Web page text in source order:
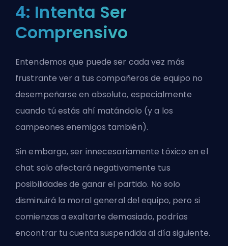
4: Intenta Ser
Comprensivo
Entendemos que puede ser cada vez más
frustrante ver a tus compañeros de equipo no
desempeñarse en absoluto, especialmente
cuando tú estás ahí matándolo (y a los
campeones enemigos también).
Sin embargo, ser innecesariamente tóxico en el
chat solo afectará negativamente tus
posibilidades de ganar el partido. No solo
disminuirá la moral general del equipo, pero si
comienzas a exaltarte demasiado, podrías
encontrar tu cuenta suspendida al día siguiente.